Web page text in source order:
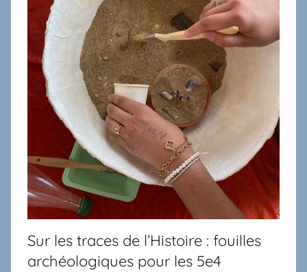
Sur les traces de l’Histoire : fouilles
archéologiques pour les 5e4